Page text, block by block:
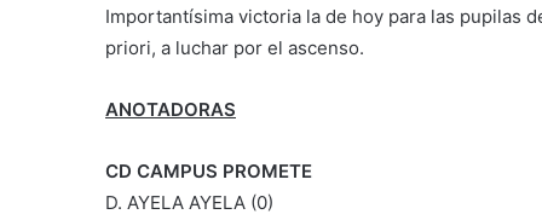
Importantísima victoria la de hoy para las pupilas
priori, a luchar por el ascenso.
ANOTADORAS
CD CAMPUS PROMETE
D. AYELA AYELA (0)